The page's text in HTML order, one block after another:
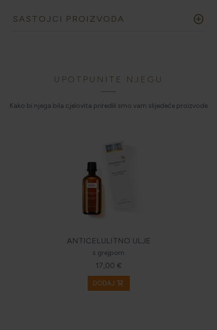
SASTOJCI PROIZVODA add_circle
UPOTPUNITE NJEGU
Kako bi njega bila cjelovita priredili smo vam slijedeće proizvode
ANTICELULITNO ULJE
s grejpom
17,00 €
DODAJ shopping_cart